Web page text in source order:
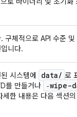
체적으로 API 수준
니다.
시스템에 data/ 로
를 만들거나
‑wipe-
한 내용은 다음 섹션의